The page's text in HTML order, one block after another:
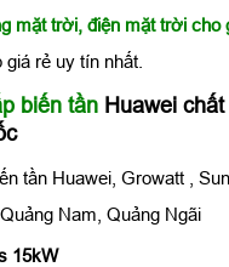
mặt trời, điện mặt trời cho
rẻ uy tín nhất.
biến tần Huawei
tần Huawei, Growatt ,
Nam, Quảng Ngãi
15kW